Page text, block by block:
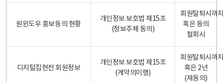
원윈도우 홍보동의 현황
개인정보 보호법 제15조
(정보주체 동의)
회원탈퇴시까
혹은 동의
철회시
디지털집현전 회원정보
개인정보 보호법 제15조
(계약의이행)
회원탈퇴시까
혹은 2년
(재동의)